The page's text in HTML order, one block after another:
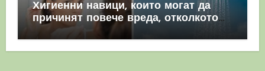
Хигиенни навици, които могат да
причинят повече вреда, отколкото
полза